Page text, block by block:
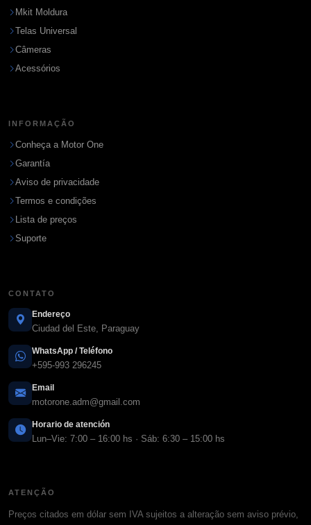
Mkit Moldura
Telas Universal
Câmeras
Acessórios
INFORMAÇÃO
Conheça a Motor One
Garantía
Aviso de privacidade
Termos e condições
Lista de preços
Suporte
CONTATO
Endereço
Ciudad del Este, Paraguay
WhatsApp / Teléfono
+595-993 296245
Email
motorone.adm@gmail.com
Horario de atención
Lun–Vie: 7:00 – 16:00 hs · Sáb: 6:30 – 15:00 hs
ATENÇÃO
Preços citados em dólar sem IVA sujeitos a alteração sem aviso prévio,